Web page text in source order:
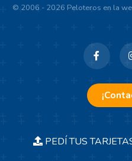
PEDÍ TUS
© 2006 - 2026 Peloteros en la